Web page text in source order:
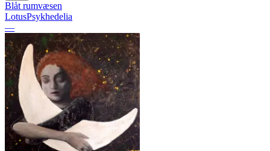
Blåt rumvæsen
LotusPsykhedelia
—